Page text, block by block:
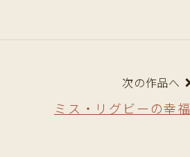
次の作品へ
ミス・リグビーの幸福